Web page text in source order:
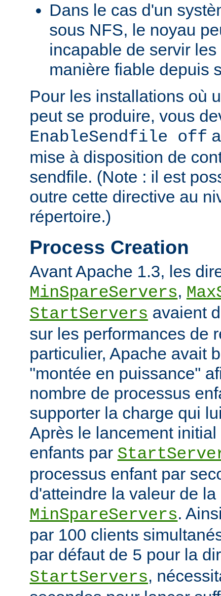
Dans le cas d'un
sous NFS, le noyau
incapable de servir
manière fiable depuis
Pour les installations où
peut se produire, vous
EnableSendfile off
mise à disposition de
sendfile. (Note : il est
outre cette directive au
répertoire.)
Process Creation
Avant Apache 1.3, les
MinSpareServers,
StartServers avaient
sur les performances de
particulier, Apache avait
"montée en puissance"
nombre de processus
supporter la charge qui
Après le lancement
enfants par
processus enfant par
d'atteindre la valeur de
MinSpareServers.
par 100 clients
par défaut de 5 pour la
StartServers,